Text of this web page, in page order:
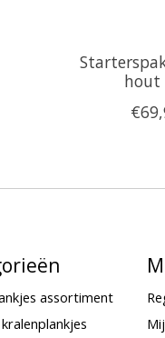
hout
assortiment